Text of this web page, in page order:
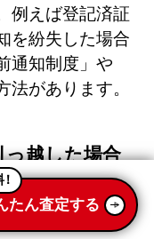
例えば登記済証
を紛失した場合
通知制度」や
法があります。
っ越した場合
なっている場
！
たん査定する